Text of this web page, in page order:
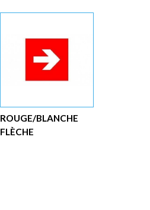
ROUGE/BLANCHE
FLÈCHE